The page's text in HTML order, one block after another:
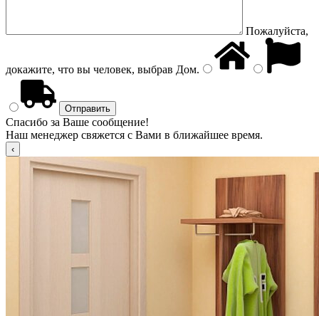
Пожалуйста,
докажите, что вы человек, выбрав Дом.
Спасибо за Ваше сообщение!
Наш менеджер свяжется с Вами в ближайшее время.